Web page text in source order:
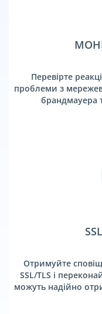
Перевірте
проблеми з
брандмауера
Отримуйте
SSL/TLS і
можуть надійно